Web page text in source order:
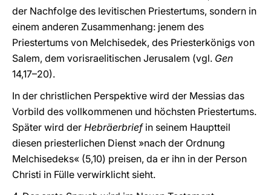
der Nachfolge des levitischen Priestertums, sondern in
einem anderen Zusammenhang: jenem des
Priestertums von Melchisedek, des Priesterkönigs von
Salem, dem vorisraelitischen Jerusalem (vgl. Gen
14,17–20).
In der christlichen Perspektive wird der Messias das
Vorbild des vollkommenen und höchsten Priestertums.
Später wird der Hebräerbrief in seinem Hauptteil
diesen priesterlichen Dienst »nach der Ordnung
Melchisedeks« (5,10) preisen, da er ihn in der Person
Christi in Fülle verwirklicht sieht.